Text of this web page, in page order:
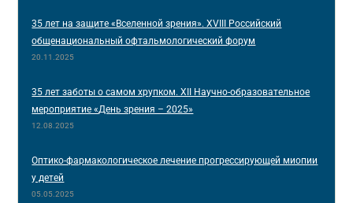
35 лет на защите «Вселенной зрения». XVIII Российский
общенациональный офтальмологический форум
20.11.2025
35 лет заботы о самом хрупком. XII Научно-образовательное
мероприятие «День зрения – 2025»
12.08.2025
Оптико-фармакологическое лечение прогрессирующей миопии
у детей
05.05.2025